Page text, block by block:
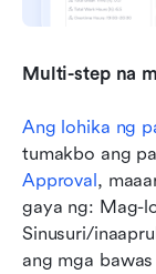
Multi-step na
Ang lohika ng
tumakbo ang
Approval ,
gaya ng: Mag-
Sinusuri/
ang mga